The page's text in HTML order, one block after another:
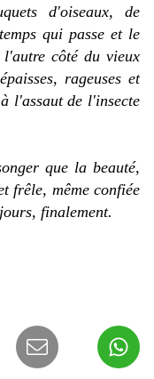
d'oiseaux, de
qui passe et le
côté du vieux
rageuses et
l'assaut de l'insecte
que la beauté,
frêle, même confiée
finalement.